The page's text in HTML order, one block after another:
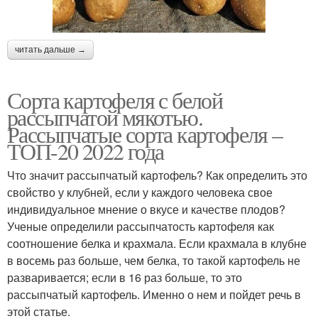
читать дальше →
Сорта картофеля с белой
рассыпчатой мякотью.
Рассыпчатые сорта картофеля –
ТОП-20 2022 года
Что значит рассыпчатый картофель? Как определить это
свойство у клубней, если у каждого человека свое
индивидуальное мнение о вкусе и качестве плодов?
Ученые определили рассыпчатость картофеля как
соотношение белка и крахмала. Если крахмала в клубне
в восемь раз больше, чем белка, то такой картофель не
разваривается; если в 16 раз больше, то это
рассыпчатый картофель. Именно о нем и пойдет речь в
этой статье.